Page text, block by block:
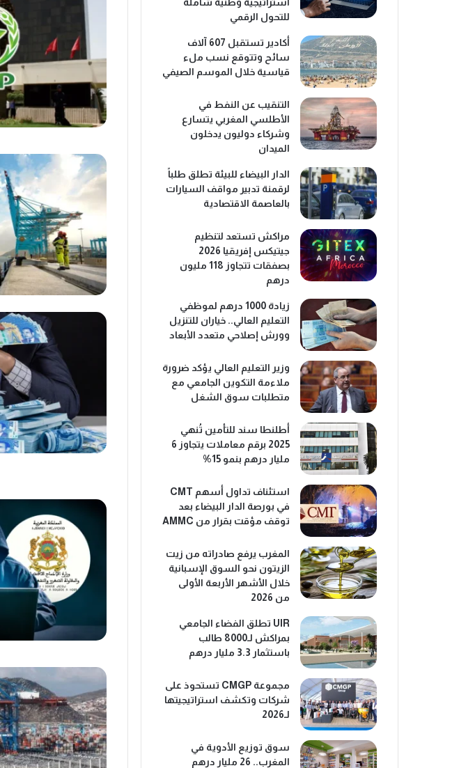
للتحول الرقمي
أكادير تستقبل 607 آلاف
سائح وتتوقع نسب ملء
قياسية خلال الموسم الصيفي
التنقيب عن النفط في
الأطلسي المغربي يتسارع
وشركاء دوليون يدخلون
الميدان
الدار البيضاء للبيئة تطلق طلباً
لرقمنة تدبير مواقف السيارات
بالعاصمة الاقتصادية
مراكش تستعد لتنظيم
جيتيكس إفريقيا 2026
بصفقات تتجاوز 118 مليون
درهم
زيادة 1000 درهم لموظفي
التعليم العالي.. خياران للتنزيل
وورش إصلاحي متعدد الأبعاد
وزير التعليم العالي يؤكد ضرورة
ملاءمة التكوين الجامعي مع
متطلبات سوق الشغل
أطلنطا سند للتأمين تُنهي
2025 برقم معاملات يتجاوز 6
مليار درهم بنمو 15%
استئناف تداول أسهم CMT
في بورصة الدار البيضاء بعد
توقف مؤقت بقرار من AMMC
المغرب يرفع صادراته من زيت
الزيتون نحو السوق الإسبانية
خلال الأشهر الأربعة الأولى
من 2026
UIR تطلق الفضاء الجامعي
بمراكش لـ8000 طالب
باستثمار 3.3 مليار درهم
مجموعة CMGP تستحوذ على
شركات وتكشف استراتيجيتها
لـ2026
سوق توزيع الأدوية في
المغرب.. 26 مليار درهم